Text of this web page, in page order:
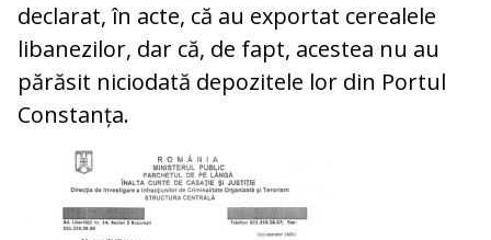
declarat, în acte, că au exportat cerealele
libanezilor, dar că, de fapt, acestea nu au
părăsit niciodată depozitele lor din Portul
Constanța.